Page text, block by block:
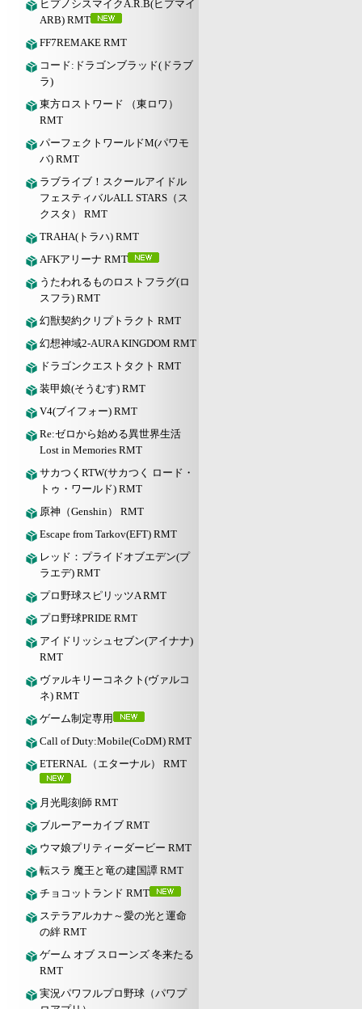
ヒプノシスマイクA.R.B(ヒプマイ
ARB) RMT
FF7REMAKE RMT
コード:ドラゴンブラッド(ドラブ
ラ)
東方ロストワード （東ロワ）
RMT
パーフェクトワールドM(パワモ
バ) RMT
ラブライブ！スクールアイドル
フェスティバルALL STARS（ス
クスタ） RMT
TRAHA(トラハ) RMT
AFKアリーナ RMT
うたわれるものロストフラグ(ロ
スフラ) RMT
幻獣契約クリプトラクト RMT
幻想神域2-AURA KINGDOM RMT
ドラゴンクエストタクト RMT
装甲娘(そうむす) RMT
V4(ブイフォー) RMT
Re:ゼロから始める異世界生活
Lost in Memories RMT
サカつくRTW(サカつく ロード・
トゥ・ワールド) RMT
原神（Genshin） RMT
Escape from Tarkov(EFT) RMT
レッド：プライドオブエデン(プ
ラエデ) RMT
プロ野球スピリッツA RMT
プロ野球PRIDE RMT
アイドリッシュセブン(アイナナ)
RMT
ヴァルキリーコネクト(ヴァルコ
ネ) RMT
ゲーム制定専用
Call of Duty:Mobile(CoDM) RMT
ETERNAL（エターナル） RMT
月光彫刻師 RMT
ブルーアーカイブ RMT
ウマ娘プリティーダービー RMT
転スラ 魔王と竜の建国譚 RMT
チョコットランド RMT
ステラアルカナ～愛の光と運命
の絆 RMT
ゲーム オブ スローンズ 冬来たる
RMT
実況パワフルプロ野球（パワプ